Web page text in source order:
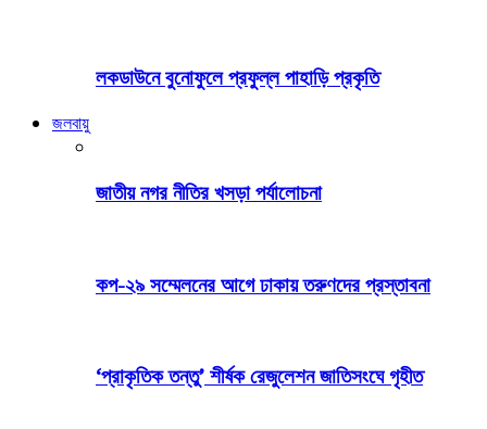
লকডাউনে বুনোফুলে প্রফুল্ল পাহাড়ি প্রকৃতি
জলবায়ু
জাতীয় নগর নীতির খসড়া পর্যালোচনা
কপ-২৯ সম্মেলনের আগে ঢাকায় তরুণদের প্রস্তাবনা
‘প্রাকৃতিক তন্তু’ শীর্ষক রেজুলেশন জাতিসংঘে গৃহীত